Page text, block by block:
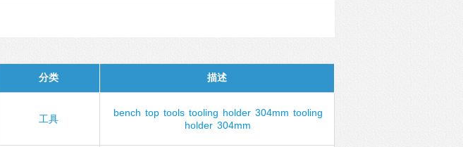
分类 描述
工具
bench top tools tooling holder 304mm tooling
holder 304mm